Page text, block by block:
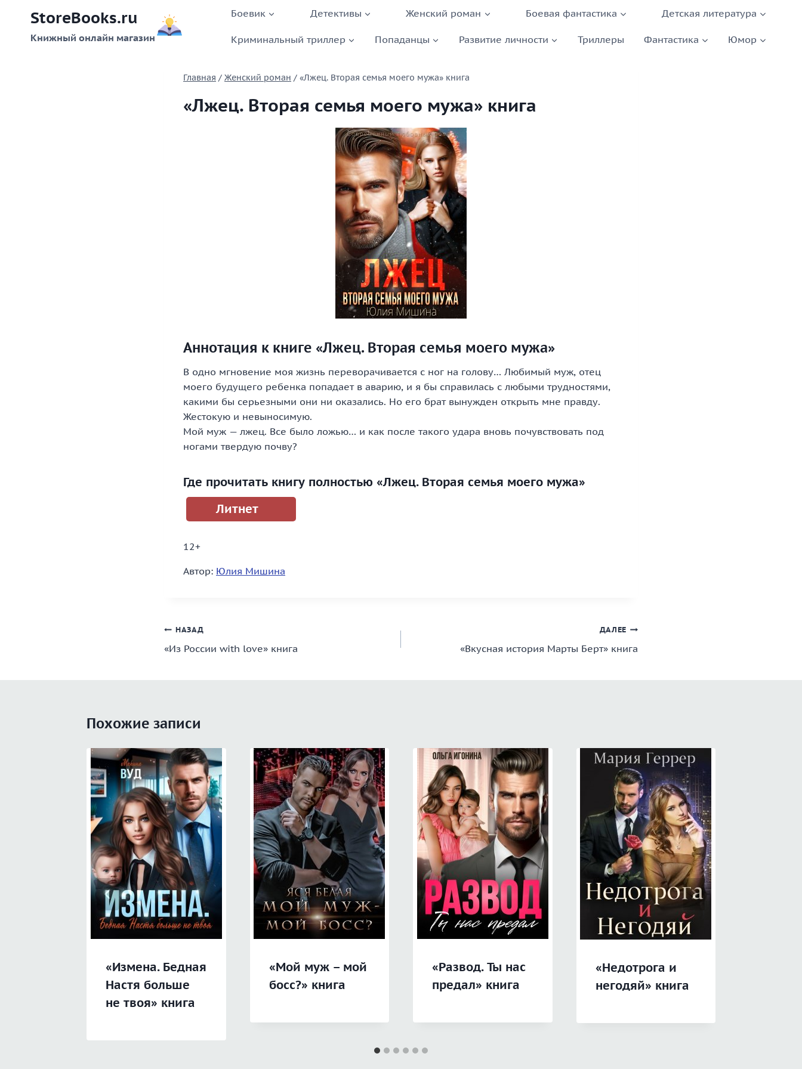
содержимому
StoreBooks.ru
Книжный онлайн магазин
Боевик Детективы Женский роман Боевая фантастика Детская литература
Криминальный триллер Попаданцы Развитие личности Триллеры Фантастика Юмор
Главная / Женский роман / «Лжец. Вторая семья моего мужа» книга
«Лжец. Вторая семья моего мужа» книга
Аннотация к книге «Лжец. Вторая семья моего мужа»
В одно мгновение моя жизнь переворачивается с ног на голову… Любимый муж, отец
моего будущего ребенка попадает в аварию, и я бы справилась с любыми трудностями,
какими бы серьезными они ни оказались. Но его брат вынужден открыть мне правду.
Жестокую и невыносимую.
Мой муж — лжец. Все было ложью… и как после такого удара вновь почувствовать под
ногами твердую почву?
Где прочитать книгу полностью «Лжец. Вторая семья моего мужа»
Литнет
12+
Автор: Юлия Мишина
Навигация
по
НАЗАД
«Из России with love» книга
ДАЛЕЕ
«Вкусная история Марты Берт» книга
Похожие записи
«Измена. Бедная
Настя больше
не твоя» книга
«Мой муж – мой
босс?» книга
«Развод. Ты нас
предал» книга
«Недотрога и
негодяй» книга